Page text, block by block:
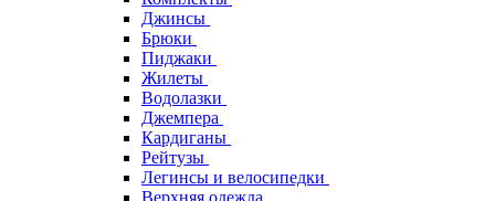
Джинсы
Брюки
Пиджаки
Жилеты
Водолазки
Джемпера
Кардиганы
Рейтузы
Легинсы и велосипедки
Верхняя одежда